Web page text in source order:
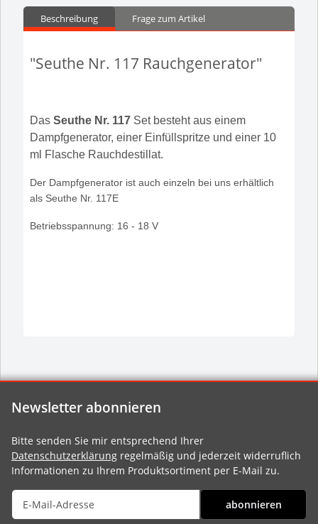
Beschreibung Frage zum Artikel
"Seuthe Nr. 117 Rauchgenerator"
Das Seuthe Nr. 117Set besteht aus einem
Dampfgenerator, einer Einfüllspritze und einer 10
ml Flasche Rauchdestillat.
Der Dampfgenerator ist auch einzeln bei uns erhältlich
als Seuthe Nr. 117E
Betriebsspannung: 16 - 18 V
Newsletter abonnieren
Bitte senden Sie mir entsprechend Ihrer
Datenschutzerklärung regelmäßig und jederzeit widerruflich
Informationen zu Ihrem Produktsortiment per E-Mail zu.
abonnieren